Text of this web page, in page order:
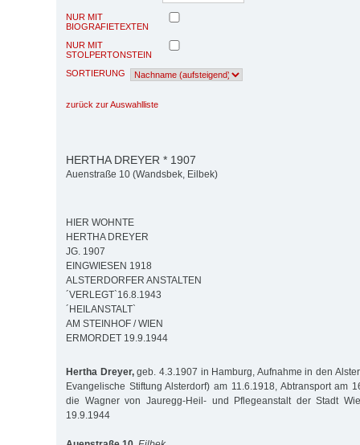
NUR MIT
BIOGRAFIETEXTEN
NUR MIT
STOLPERTONSTEIN
SORTIERUNG
zurück zur Auswahlliste
HERTHA DREYER * 1907
Auenstraße 10 (Wandsbek, Eilbek)
HIER WOHNTE
HERTHA DREYER
JG. 1907
EINGWIESEN 1918
ALSTERDORFER ANSTALTEN
´VERLEGT`16.8.1943
´HEILANSTALT`
AM STEINHOF / WIEN
ERMORDET 19.9.1944
Hertha Dreyer,geb. 4.3.1907 in Hamburg, Aufnahme in den
Evangelische Stiftung Alsterdorf) am 11.6.1918, Abtransport am
die Wagner von Jauregg-Heil- und Pflegeanstalt der Stadt
19.9.1944